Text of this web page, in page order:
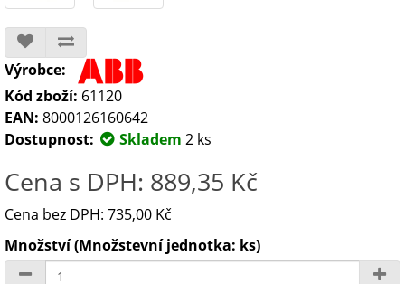
Výrobce:
Kód zboží: 61120
EAN: 8000126160642
Dostupnost:
Skladem 2 ks
Cena s DPH: 889,35 Kč
Cena bez DPH: 735,00 Kč
Množství (Množstevní jednotka: ks)